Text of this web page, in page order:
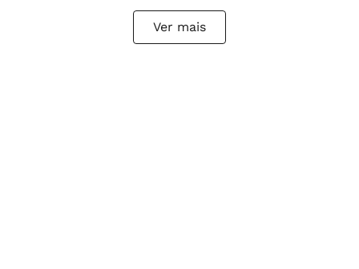
Ver mais